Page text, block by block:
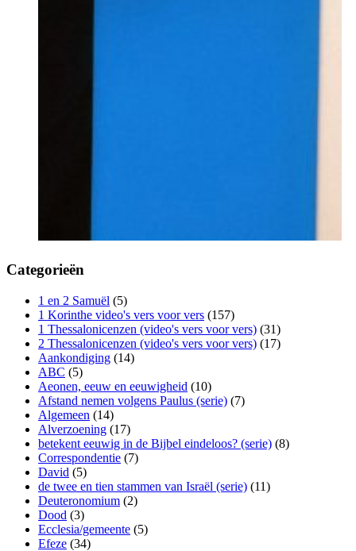
Categorieën
1 en 2 Samuël (5)
1 Korinthe video's vers voor vers (157)
1 Thessalonicenzen (video's vers voor vers) (31)
2 Thessalonicenzen (video's vers voor vers) (17)
Aankondiging (14)
ABC (5)
Aeonen, eeuw en eeuwigheid (10)
Afstand nemen volgens Paulus (serie) (7)
Algemeen (14)
Alverzoening (17)
betekent eeuwig in de Bijbel eindeloos? (serie) (8)
Correspondentie (7)
David (5)
de twee en tien stammen van Israël (serie) (11)
Deuteronomium (2)
Dood (3)
Ecclesia/gemeente (5)
Efeze (34)